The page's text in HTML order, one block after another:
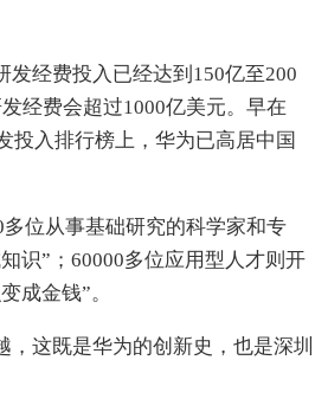
发经费投入已经达到150亿至200
经费会超过1000亿美元。早在
投入排行榜上，华为已高居中国
位从事基础研究的科学家和专
识”；60000多位应用型人才则开
成金钱”。
，这既是华为的创新史，也是深圳